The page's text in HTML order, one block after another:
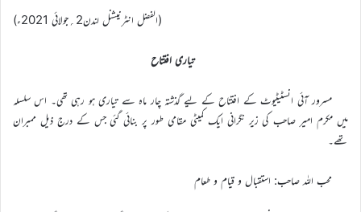
(الفضل انٹرنیشنل لندن2؍جولائی 2021ء)
تیاری افتتاح
مسرور آئی انسٹیٹیوٹ کے افتتاح کے لیے گذشتہ چار ماہ سے تیاری ہو رہی تھی۔ اس سلسلہ
میں مکرم امیر صاحب کی زیر نگرانی ایک کمیٹی مقامی طور پر بنائی گئی جس کے درج ذیل ممبران
تھے۔
محب اللہ صاحب: استقبال و قیام و طعام